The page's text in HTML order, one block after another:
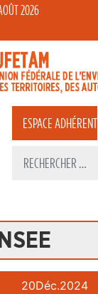
2026
ESPACEADHÉRENT
20Déc.2024